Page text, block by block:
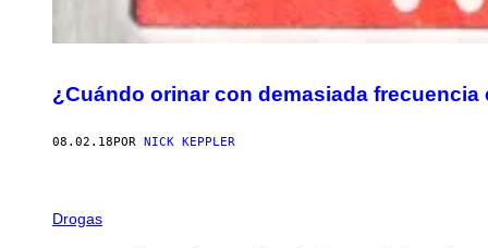
¿Cuándo orinar con demasiada frecuencia
08.02.18 POR NICK KEPPLER
Drogas